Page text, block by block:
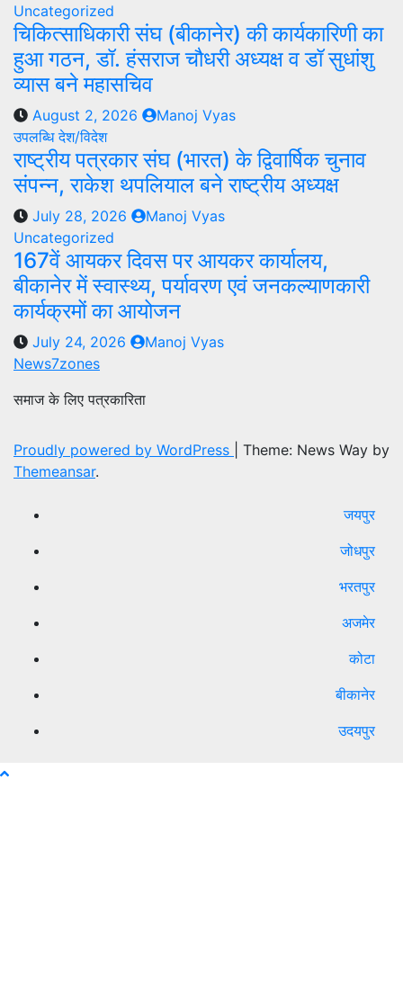
Uncategorized
चिकित्साधिकारी संघ (बीकानेर) की कार्यकारिणी का
हुआ गठन, डॉ. हंसराज चौधरी अध्यक्ष व डॉ सुधांशु
व्यास बने महासचिव
August 2, 2026
Manoj Vyas
उपलब्धिदेश/विदेश
राष्ट्रीय पत्रकार संघ (भारत) के द्विवार्षिक चुनाव
संपन्न, राकेश थपलियाल बने राष्ट्रीय अध्यक्ष
July 28, 2026
Manoj Vyas
Uncategorized
167वें आयकर दिवस पर आयकर कार्यालय,
बीकानेर में स्वास्थ्य, पर्यावरण एवं जनकल्याणकारी
कार्यक्रमों का आयोजन
July 24, 2026
Manoj Vyas
News7zones
समाज के लिए पत्रकारिता
Proudly powered by WordPress
Theme: News Way by
Themeansar.
जयपुर
जोधपुर
भरतपुर
अजमेर
कोटा
बीकानेर
उदयपुर